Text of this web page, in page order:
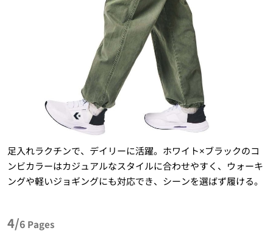
足入れラクチンで、デイリーに活躍。ホワイト×ブラックのコ
ンビカラーはカジュアルなスタイルに合わせやすく、ウォーキ
ングや軽いジョギングにも対応でき、シーンを選ばず履ける。
4/6 Pages